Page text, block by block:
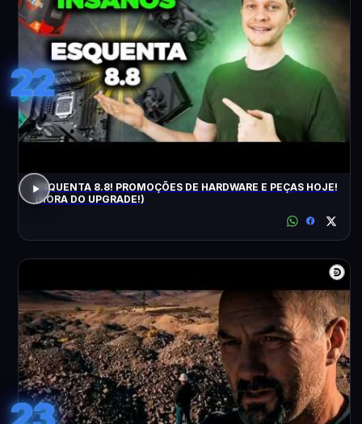
22
ESQUENTA 8.8! PROMOÇÕES DE HARDWARE E PEÇAS HOJE!
(HORA DO UPGRADE!)